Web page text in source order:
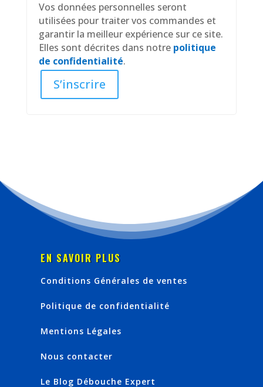
Vos données personnelles seront
utilisées pour traiter vos commandes et
garantir la meilleur expérience sur ce site.
Elles sont décrites dans notre politique
de confidentialité.
S’inscrire
EN SAVOIR PLUS
Conditions Générales de ventes
Politique de confidentialité
Mentions Légales
Nous contacter
Le Blog Débouche Expert